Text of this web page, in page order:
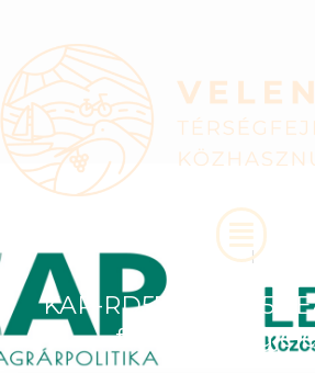
content
Menu
2025-06-06
KAP-RD57-095-1-25
felhívás